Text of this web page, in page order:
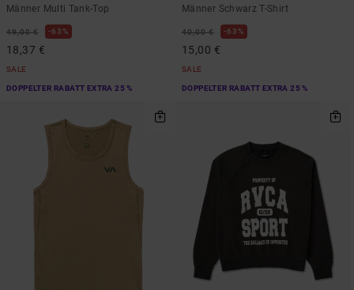
Männer Multi Tank-Top
49,00 € 63%
18,37 €
SALE
DOPPELTER RABATT EXTRA 25 %
Männer Schwarz T-Shirt
40,00 € 63%
15,00 €
SALE
DOPPELTER RABATT EXTRA 25 %